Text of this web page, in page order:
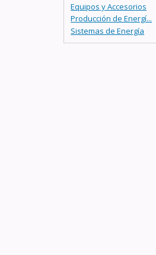
Equipos y Accesorios
Producción de Energí...
Sistemas de Energía